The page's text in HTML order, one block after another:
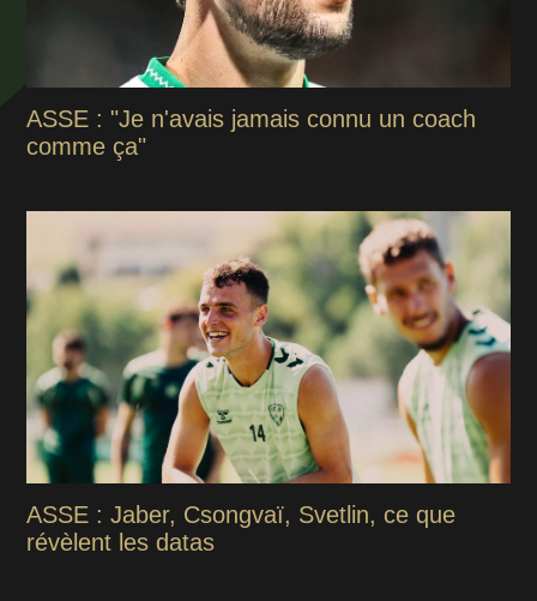
ASSE : "Je n'avais jamais connu un coach
comme ça"
ASSE : Jaber, Csongvaï, Svetlin, ce que
révèlent les datas